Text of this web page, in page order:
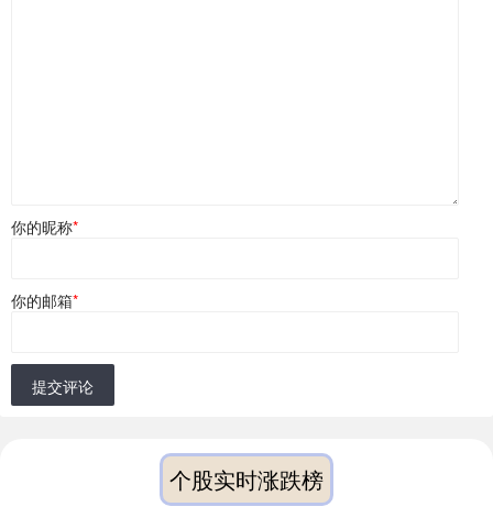
你的昵称*
你的邮箱*
提交评论
个股实时涨跌榜